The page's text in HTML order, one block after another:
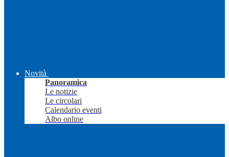
Novità
Panoramica
Le notizie
Le circolari
Calendario eventi
Albo online